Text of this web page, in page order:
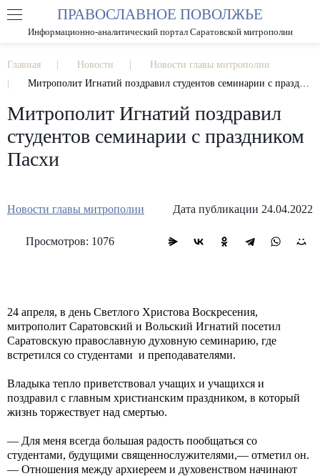
РАЗМЕР ШРИФТА А А
ПРАВОСЛАВНОЕ ПОВОЛЖЬЕ
Информационно-аналитический портал Саратовской митрополии
Главная Новости
Новости главы митрополии
Митрополит Игнатий поздравил студентов семинарии с праздником Пасхи
Митрополит Игнатий поздравил
студентов семинарии с праздником
Пасхи
Новости главы митрополии Дата публикации 24.04.2022
Просмотров: 1076
24 апреля, в день Светлого Христова Воскресения,
митрополит Саратовский и Вольский Игнатий посетил
Саратовскую православную духовную семинарию, где
встретился со студентами и преподавателями.
Владыка тепло приветствовал учащих и учащихся и
поздравил с главным христианским праздником, в который
жизнь торжествует над смертью.
— Для меня всегда большая радость пообщаться со
студентами, будущими священнослужителями,— отметил он.
— Отношения между архиереем и духовенством начинают